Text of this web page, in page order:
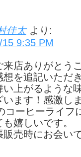
佳太 より:
9:35 PM
店ありがとう
想を追記いただ
い上がるような
います！感激し
コーヒーライフ
嬉しいです。
販売時にお会い